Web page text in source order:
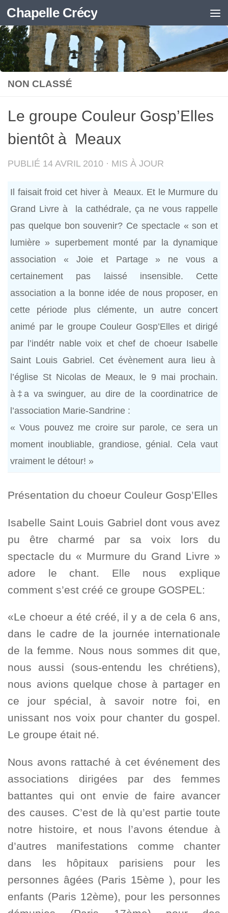
Skip to content
Chapelle Crécy
NON CLASSÉ
Le groupe Couleur Gosp’Elles
bientôt à Meaux
PUBLIÉ 14 AVRIL 2010 · MIS À JOUR
Il faisait froid cet hiver à Meaux. Et le Murmure du
Grand Livre à la cathédrale, ça ne vous rappelle
pas quelque bon souvenir? Ce spectacle « son et
lumière » superbement monté par la dynamique
association « Joie et Partage » ne vous a
certainement pas laissé insensible. Cette
association a la bonne idée de nous proposer, en
cette période plus clémente, un autre concert
animé par le groupe Couleur Gosp’Elles et dirigé
par l’indétr nable voix et chef de choeur Isabelle
Saint Louis Gabriel. Cet évènement aura lieu à
l’église St Nicolas de Meaux, le 9 mai prochain.
à‡a va swinguer, au dire de la coordinatrice de
l’association Marie-Sandrine :
« Vous pouvez me croire sur parole, ce sera un
moment inoubliable, grandiose, génial. Cela vaut
vraiment le détour! »
Présentation du choeur Couleur Gosp’Elles
Isabelle Saint Louis Gabriel dont vous avez
pu être charmé par sa voix lors du
spectacle du « Murmure du Grand Livre »
adore le chant. Elle nous explique
comment s’est créé ce groupe GOSPEL:
«Le choeur a été créé, il y a de cela 6 ans,
dans le cadre de la journée internationale
de la femme. Nous nous sommes dit que,
nous aussi (sous-entendu les chrétiens),
nous avions quelque chose à partager en
ce jour spécial, à savoir notre foi, en
unissant nos voix pour chanter du gospel.
Le groupe était né.
Nous avons rattaché à cet événement des
associations dirigées par des femmes
battantes qui ont envie de faire avancer
des causes. C’est de là qu’est partie toute
notre histoire, et nous l’avons étendue à
d’autres manifestations comme chanter
dans les hôpitaux parisiens pour les
personnes âgées (Paris 15ème ), pour les
enfants (Paris 12ème), pour les personnes